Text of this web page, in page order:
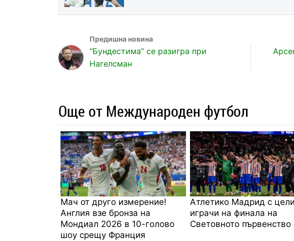
“Бундестима” се разигра при
Нагелсман
Още от Международен футбол
Мач от друго измерение!
Англия взе бронза на
Мондиал 2026 в 10-голово
шоу срещу Франция
Атлетико Мадрид с
играчи на финала на
Световното първенство